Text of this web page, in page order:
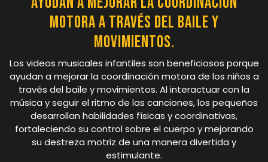
motora a través del baile y
movimientos.
Los videos musicales infantiles son beneficiosos porque
ayudan a mejorar la coordinación motora de los niños a
través del baile y movimientos. Al interactuar con la
música y seguir el ritmo de las canciones, los pequeños
desarrollan habilidades físicas y coordinativas,
fortaleciendo su control sobre el cuerpo y mejorando
su destreza motriz de una manera divertida y
estimulante.